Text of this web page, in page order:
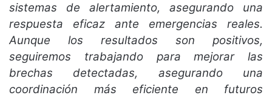
sistemas de alertamiento, asegurando una
respuesta eficaz ante emergencias reales.
Aunque los resultados son positivos,
seguiremos trabajando para mejorar las
brechas detectadas, asegurando una
coordinación más eficiente en futuros